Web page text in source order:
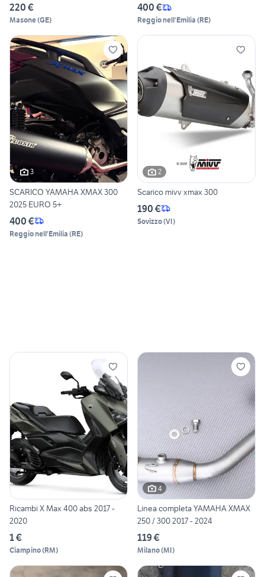
220 €
Masone(GE)
400 €
Reggio nell'Emilia (RE)
3
SCARICO YAMAHA XMAX 300
2025 EURO 5+
400 €
Reggio nell'Emilia (RE)
2
Scarico mivv xmax 300
190 €
Sovizzo(VI)
Ricambi X Max 400 abs 2017 -
2020
1 €
Ciampino(RM)
4
Linea completa YAMAHA XMAX
250 / 300 2017 - 2024
119 €
Milano(MI)